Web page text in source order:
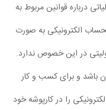
درباره قوانین مربوط به
الکترونیکی به صورت
در این خصوص ندارد.
باشد و برای کسب و کار
را در کارپوشه خود